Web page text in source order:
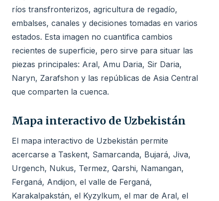
ríos transfronterizos, agricultura de regadío,
embalses, canales y decisiones tomadas en varios
estados. Esta imagen no cuantifica cambios
recientes de superficie, pero sirve para situar las
piezas principales: Aral, Amu Daria, Sir Daria,
Naryn, Zarafshon y las repúblicas de Asia Central
que comparten la cuenca.
Mapa interactivo de Uzbekistán
El mapa interactivo de Uzbekistán permite
acercarse a Taskent, Samarcanda, Bujará, Jiva,
Urgench, Nukus, Termez, Qarshi, Namangan,
Ferganá, Andijon, el valle de Ferganá,
Karakalpakstán, el Kyzylkum, el mar de Aral, el